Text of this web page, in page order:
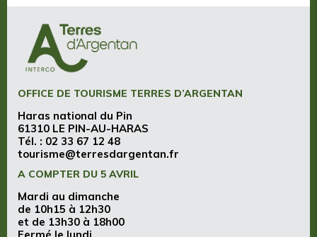
OFFICE DE TOURISME TERRES D’ARGENTAN
Haras national du Pin
61310 LE PIN-AU-HARAS
Tél. : 02 33 67 12 48
tourisme@terresdargentan.fr
A COMPTER DU 5 AVRIL
Mardi au dimanche
de 10h15 à 12h30
et de 13h30 à 18h00